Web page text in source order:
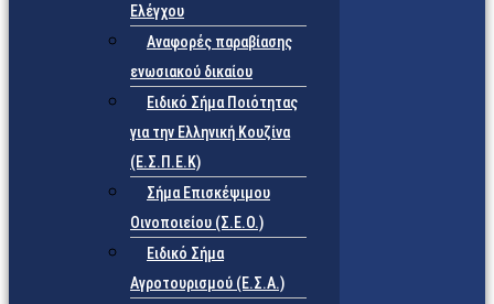
Ελέγχου
Αναφορές παραβίασης
ενωσιακού δικαίου
Ειδικό Σήμα Ποιότητας
για την Ελληνική Κουζίνα
(Ε.Σ.Π.Ε.Κ)
Σήμα Επισκέψιμου
Οινοποιείου (Σ.Ε.Ο.)
Ειδικό Σήμα
Αγροτουρισμού (Ε.Σ.Α.)